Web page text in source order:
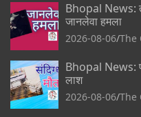
Bhopal News:
जानलेवा हमला
2026-08-06 The
Bhopal News:
लाश
2026-08-06 The